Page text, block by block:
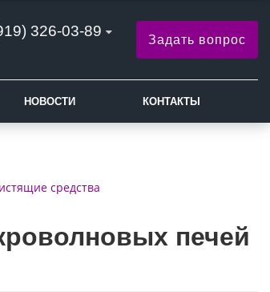
326-03-89 Задать вопрос
НОВОСТИ КОНТАКТЫ
средства
печей